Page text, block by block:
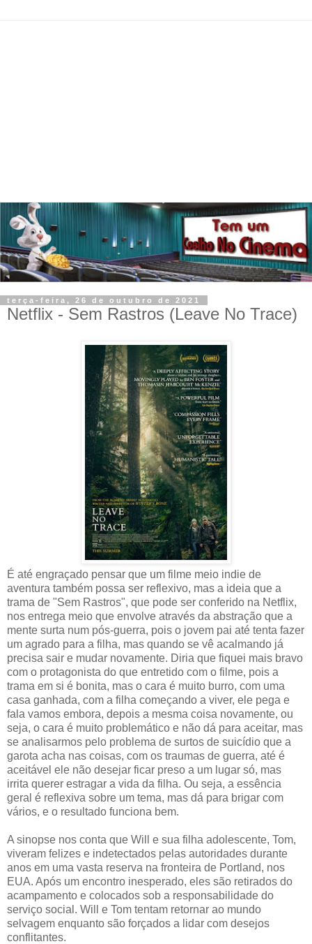
terça-feira, 26 de outubro de 2021
Netflix - Sem Rastros (Leave No Trace)
É até engraçado pensar que um filme meio indie de
aventura também possa ser reflexivo, mas a ideia que a
trama de "Sem Rastros", que pode ser conferido na Netflix,
nos entrega meio que envolve através da abstração que a
mente surta num pós-guerra, pois o jovem pai até tenta fazer
um agrado para a filha, mas quando se vê acalmando já
precisa sair e mudar novamente. Diria que fiquei mais bravo
com o protagonista do que entretido com o filme, pois a
trama em si é bonita, mas o cara é muito burro, com uma
casa ganhada, com a filha começando a viver, ele pega e
fala vamos embora, depois a mesma coisa novamente, ou
seja, o cara é muito problemático e não dá para aceitar, mas
se analisarmos pelo problema de surtos de suicídio que a
garota acha nas coisas, com os traumas de guerra, até é
aceitável ele não desejar ficar preso a um lugar só, mas
irrita querer estragar a vida da filha. Ou seja, a essência
geral é reflexiva sobre um tema, mas dá para brigar com
vários, e o resultado funciona bem.
A sinopse nos conta que Will e sua filha adolescente, Tom,
viveram felizes e indetectados pelas autoridades durante
anos em uma vasta reserva na fronteira de Portland, nos
EUA. Após um encontro inesperado, eles são retirados do
acampamento e colocados sob a responsabilidade do
serviço social. Will e Tom tentam retornar ao mundo
selvagem enquanto são forçados a lidar com desejos
conflitantes.